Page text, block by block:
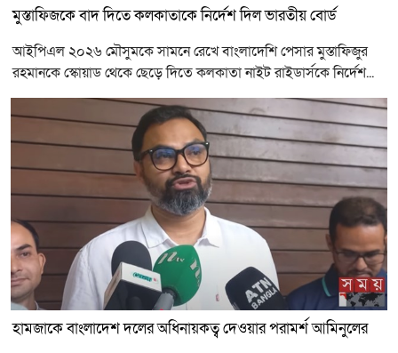
মুস্তাফিজকে বাদ দিতে কলকাতাকে নির্দেশ দিল ভারতীয় বোর্ড
আইপিএল ২০২৬ মৌসুমকে সামনে রেখে বাংলাদেশি পেসার মুস্তাফিজুর
রহমানকে স্কোয়াড থেকে ছেড়ে দিতে কলকাতা নাইট রাইডার্সকে নির্দেশ...
হামজাকে বাংলাদেশ দলের অধিনায়কত্ব দেওয়ার পরামর্শ আমিনুলের